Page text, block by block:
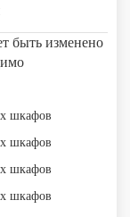
быть изменено